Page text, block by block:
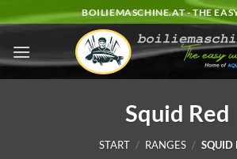
Inhalt
springen
BOILIEMASCHINE.AT - THE
Squid Red
START / RANGES / SQUID